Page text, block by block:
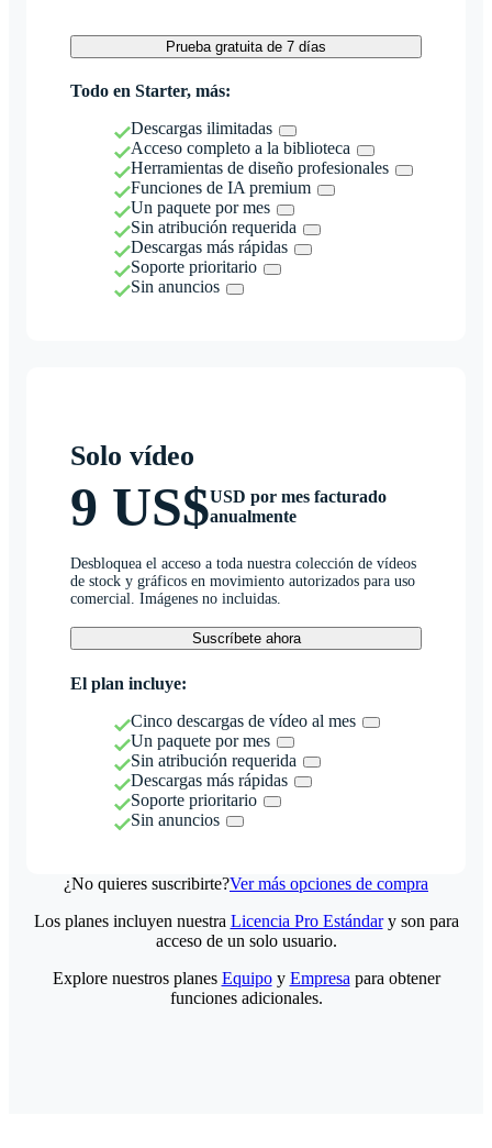
Prueba gratuita de 7 días
Todo en Starter, más:
Descargas ilimitadas
Acceso completo a la biblioteca
Herramientas de diseño profesionales
Funciones de IA premium
Un paquete por mes
Sin atribución requerida
Descargas más rápidas
Soporte prioritario
Sin anuncios
Solo vídeo
9 US$USD por mes facturado
anualmente
Desbloquea el acceso a toda nuestra colección de vídeos
de stock y gráficos en movimiento autorizados para uso
comercial. Imágenes no incluidas.
Suscríbete ahora
El plan incluye:
Cinco descargas de vídeo al mes
Un paquete por mes
Sin atribución requerida
Descargas más rápidas
Soporte prioritario
Sin anuncios
¿No quieres suscribirte?Ver más opciones de compra
Los planes incluyen nuestra Licencia Pro Estándary son para
acceso de un solo usuario.
Explore nuestros planes Equipoy Empresa para obtener
funciones adicionales.